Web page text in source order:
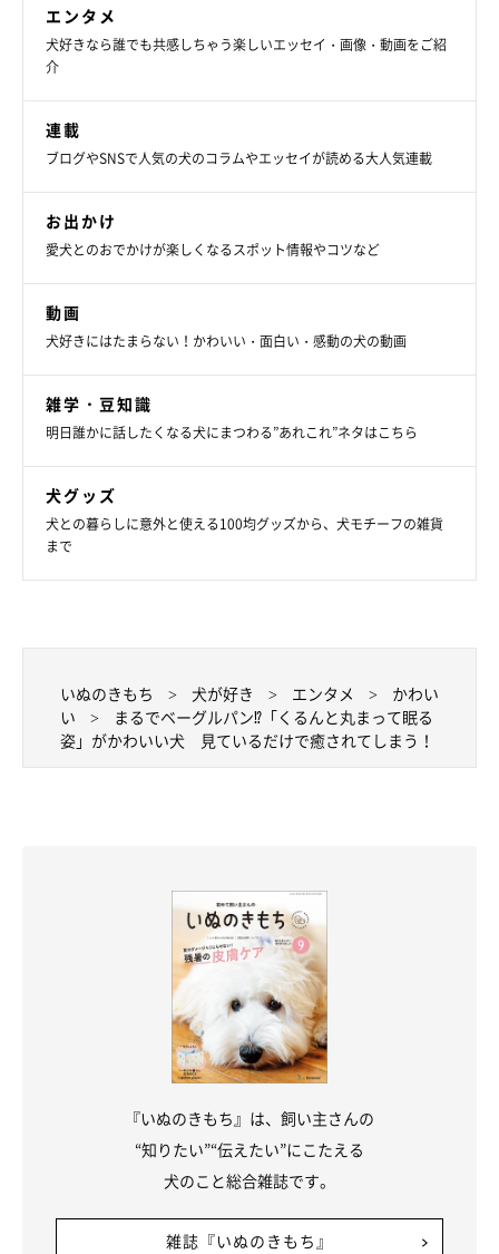
エンタメ
犬好きなら誰でも共感しちゃう楽しいエッセイ・画像・動画をご紹
介
連載
ブログやSNSで人気の犬のコラムやエッセイが読める大人気連載
お出かけ
愛犬とのおでかけが楽しくなるスポット情報やコツなど
動画
犬好きにはたまらない！かわいい・面白い・感動の犬の動画
雑学・豆知識
明日誰かに話したくなる犬にまつわる”あれこれ”ネタはこちら
犬グッズ
犬との暮らしに意外と使える100均グッズから、犬モチーフの雑貨
まで
いぬのきもち 犬が好き エンタメ
かわい
い
まるでベーグルパン⁉「くるんと丸まって眠る
姿」がかわいい犬 見ているだけで癒されてしまう！
『いぬのきもち』は、飼い主さんの
“知りたい”“伝えたい”にこたえる
犬のこと総合雑誌です。
雑誌『いぬのきもち』